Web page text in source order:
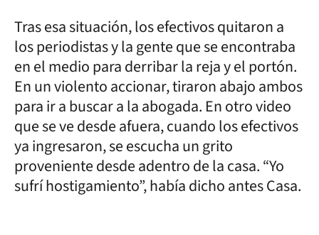
Tras esa situación, los efectivos quitaron a
los periodistas y la gente que se encontraba
en el medio para derribar la reja y el portón.
En un violento accionar, tiraron abajo ambos
para ir a buscar a la abogada. En otro video
que se ve desde afuera, cuando los efectivos
ya ingresaron, se escucha un grito
proveniente desde adentro de la casa. “Yo
sufrí hostigamiento”, había dicho antes Casa.